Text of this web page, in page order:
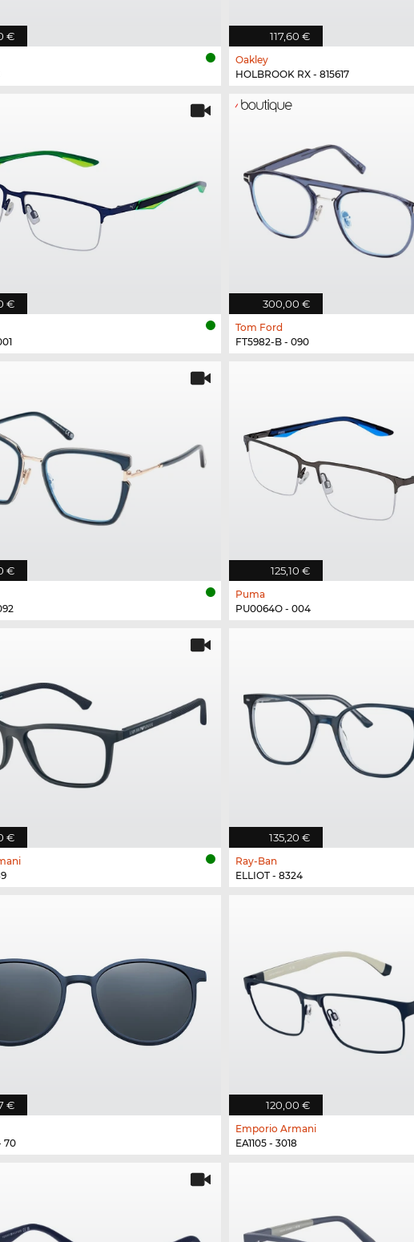
€ 117,60 €
Oakley
HOLBROOK RX - 815617
€ 300,00 €
Tom Ford
FT5982-B - 090
€ 125,10 €
Puma
PU0064O - 004
€ 135,20 €
Ray-Ban
ELLIOT - 8324
€
70
120,00 €
Emporio Armani
EA1105 - 3018